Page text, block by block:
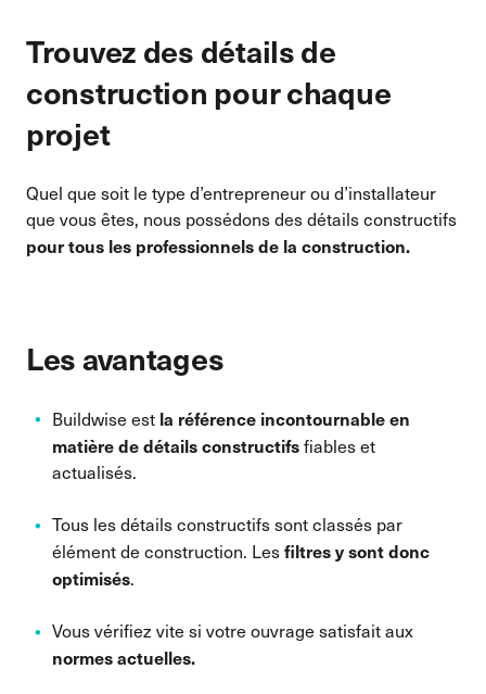
Trouvez des détails de
construction pour chaque
projet
Quel que soit le type d’entrepreneur ou d’installateur
que vous êtes, nous possédons des détails constructifs
pour tous les professionnels de la construction.
Les avantages
Buildwise est la référence incontournable en
matière de détails constructifsfiables et
actualisés.
Tous les détails constructifs sont classés par
élément de construction. Lesfiltres y sont donc
optimisés.
Vous vérifiez vite si votre ouvrage satisfait aux
normes actuelles.